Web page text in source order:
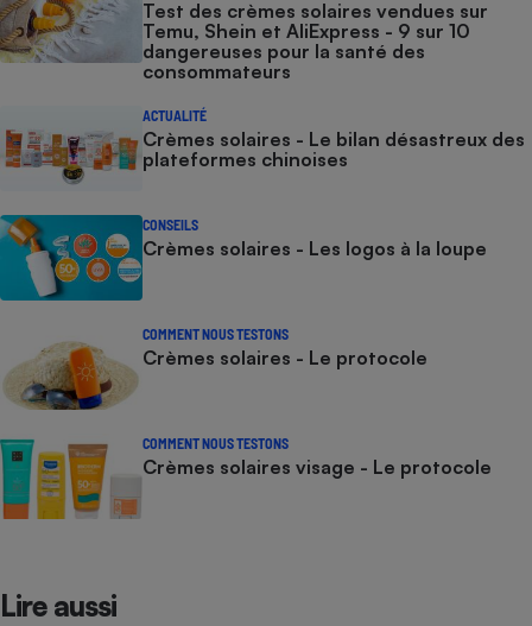
Test des crèmes solaires vendues sur
Temu, Shein et AliExpress - 9 sur 10
dangereuses pour la santé des
consommateurs
ACTUALITÉ
Crèmes solaires - Le bilan désastreux des
plateformes chinoises
CONSEILS
Crèmes solaires - Les logos à la loupe
COMMENT NOUS TESTONS
Crèmes solaires - Le protocole
COMMENT NOUS TESTONS
Crèmes solaires visage - Le protocole
Lire aussi